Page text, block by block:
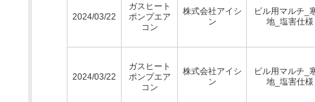
2024/03/22
ガスヒート
ポンプエア
コン
株式会社アイシ
ン
ビル用マルチ_
地_塩害仕様
2024/03/22
ガスヒート
ポンプエア
コン
株式会社アイシ
ン
ビル用マルチ_
地_塩害仕様